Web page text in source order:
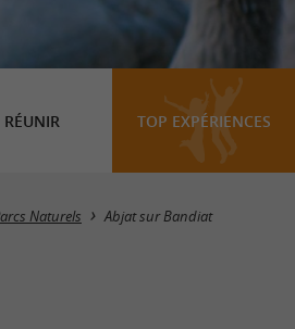
RÉUNIR TOP EXPÉRIENCES
Masquer la carte
Naturels Abjat sur Bandiat